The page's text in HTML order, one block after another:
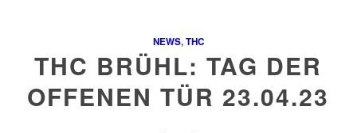
NEWS,THC
THC BRÜHL: TAG DER
OFFENEN TÜR 23.04.23